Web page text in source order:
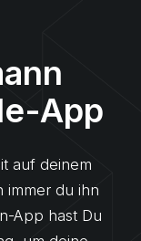
App
auf deinem
immer du ihn
App hast Du